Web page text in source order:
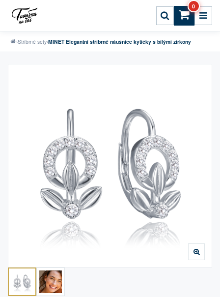
0
›Stříbrné sety›MINET Elegantní stříbrné náušnice kytičky s bílými zirkony